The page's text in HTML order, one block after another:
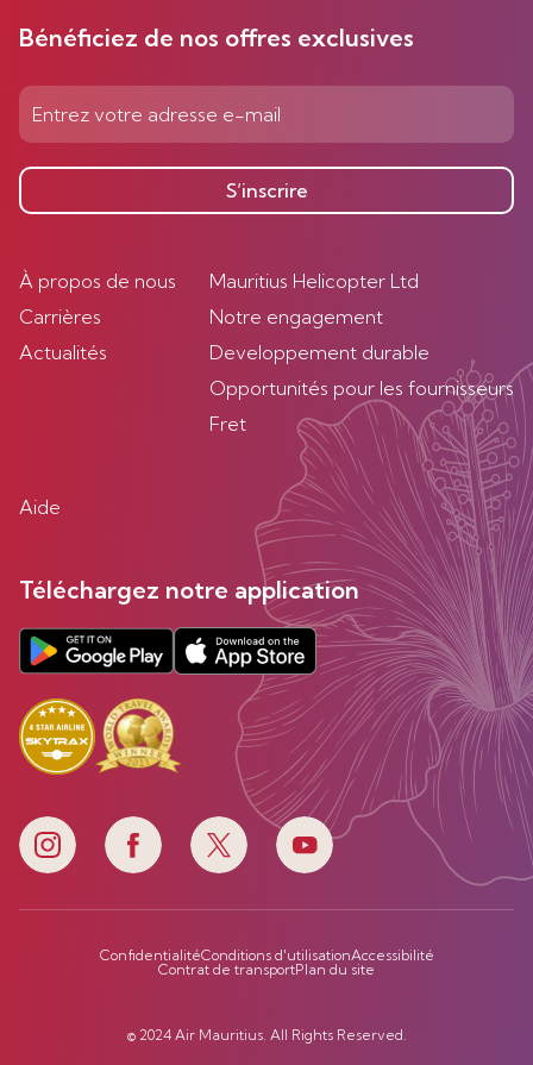
Bénéficiez de nos offres exclusives
S’inscrire
À propos de nous
Carrières
Actualités
Mauritius Helicopter Ltd
Notre engagement
Developpement durable
Opportunités pour les fournisseurs
Fret
Aide
Téléchargez notre application
ConfidentialitéConditions d'utilisationAccessibilité
Contrat de transportPlan du site
© 2024 Air Mauritius. All Rights Reserved.